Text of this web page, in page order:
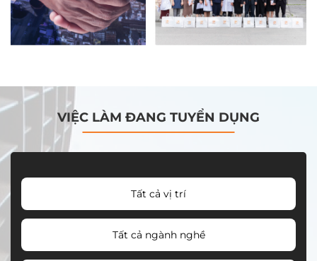
VIỆC LÀM ĐANG TUYỂN DỤNG
Tất cả vị trí
Tất cả ngành nghề